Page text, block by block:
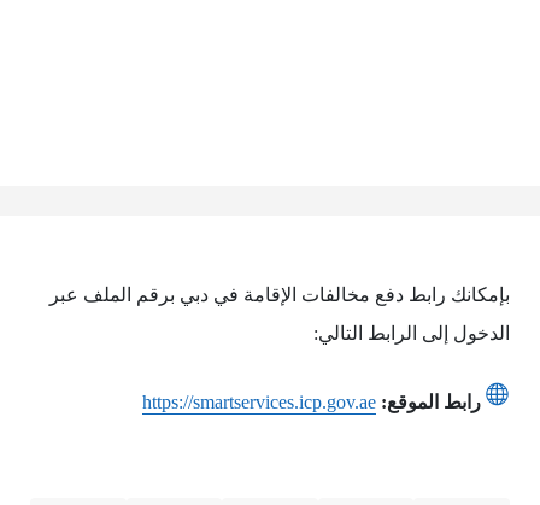
بإمكانك رابط دفع مخالفات الإقامة في دبي برقم الملف عبر
الدخول إلى الرابط التالي:
رابط الموقع: https://smartservices.icp.gov.ae